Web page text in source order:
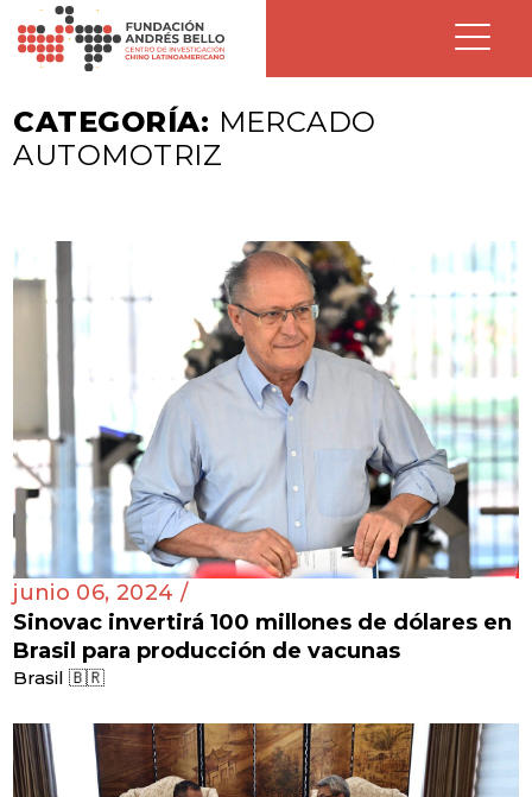
CATEGORÍA: MERCADO
AUTOMOTRIZ
junio 06, 2024 /
Sinovac invertirá 100 millones de dólares en
Brasil para producción de vacunas
Brasil 🇧🇷